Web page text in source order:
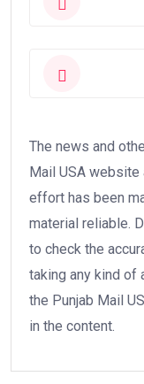
The news and
Mail USA
effort has been
material reliable.
to check the
taking any kind of
the Punjab Mail
in the content.